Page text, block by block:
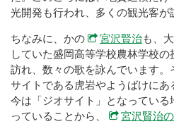
光開発も行われ、多くの観光客が
ちなみに、かの 宮沢賢治も、
していた盛岡高等学校農林学校
訪れ、数々の歌を詠んでいます
サイトである虎岩やようばけにあ
今は「ジオサイト」となってい
っていることから、
宮沢賢治